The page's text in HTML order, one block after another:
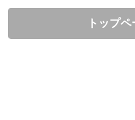
トップ